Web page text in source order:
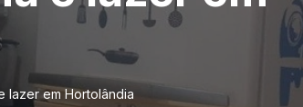
lazer em Hortolândia